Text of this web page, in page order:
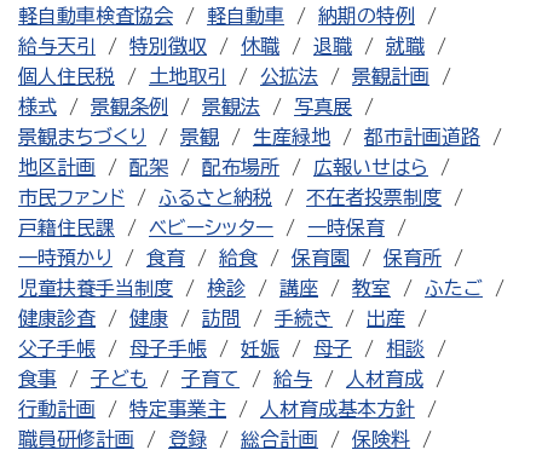
軽自動車検査協会
軽自動車
納期の特例
給与天引
特別徴収 休職 退職
就職
個人住民税
土地取引 公拡法
景観計画
様式
景観条例 景観法
写真展
景観まちづくり
景観 生産緑地
都市計画道路
地区計画
配架 配布場所
広報いせはら
市民ファンド
ふるさと納税
不在者投票制度
戸籍住民課
ベビーシッター
一時保育
一時預かり
食育 給食 保育園
保育所
児童扶養手当制度
検診 講座 教室
ふたご
健康診査
健康 訪問 手続き
出産
父子手帳
母子手帳 妊娠 母子
相談
食事
子ども 子育て 給与
人材育成
行動計画
特定事業主
人材育成基本方針
職員研修計画
登録 総合計画
保険料